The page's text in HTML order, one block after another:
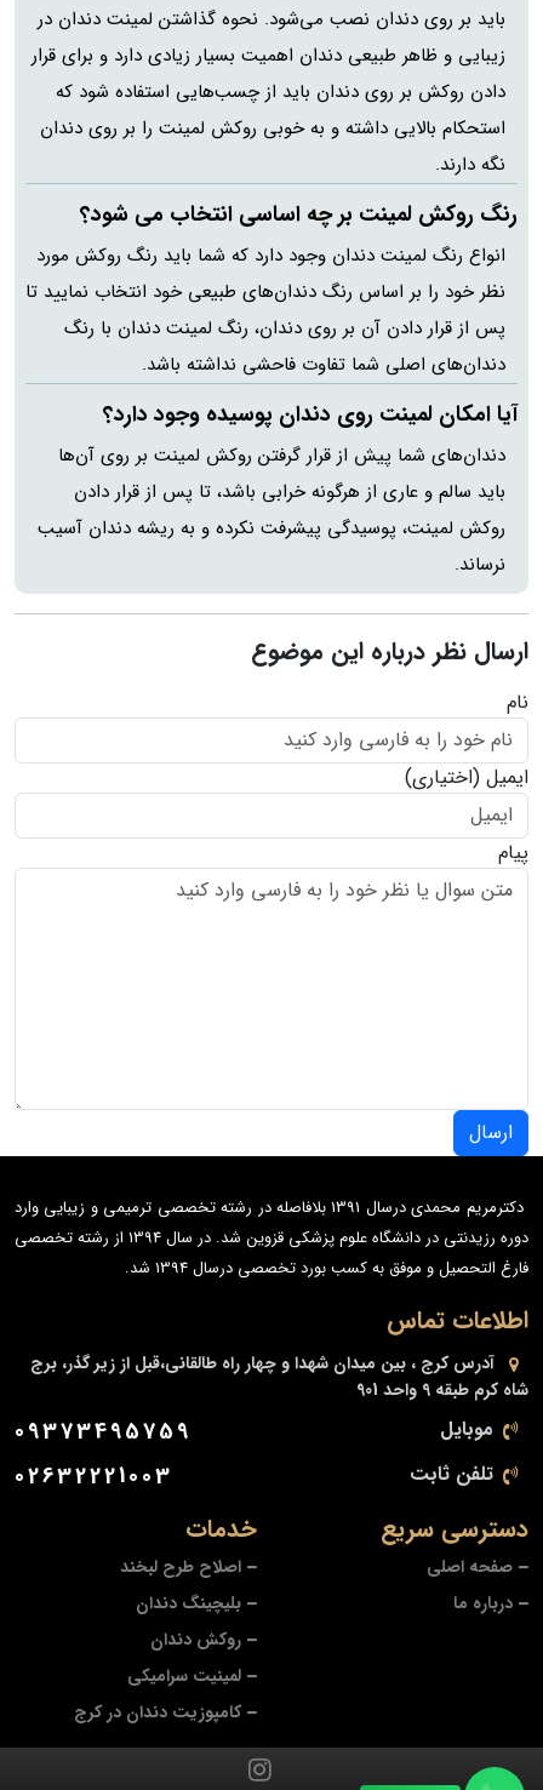
باید بر روی دندان نصب می‌شود. نحوه گذاشتن لمینت دندان در
زیبایی و ظاهر طبیعی دندان اهمیت بسیار زیادی دارد و برای قرار
دادن روکش بر روی دندان باید از چسب‌هایی استفاده شود که
استحکام بالایی داشته و به خوبی روکش لمینت را بر روی دندان
نگه دارند.
رنگ روکش لمینت بر چه اساسی انتخاب می شود؟
انواع رنگ لمینت دندان وجود دارد که شما باید رنگ روکش مورد
نظر خود را بر اساس رنگ دندان‌های طبیعی خود انتخاب نمایید تا
پس از قرار دادن آن بر روی دندان، رنگ لمینت دندان با رنگ
دندان‌های اصلی شما تفاوت فاحشی نداشته باشد.
آیا امکان لمینت روی دندان پوسیده وجود دارد؟
دندان‌های شما پیش از قرار گرفتن روکش لمینت بر روی آن‌ها
باید سالم و عاری از هرگونه خرابی باشد، تا پس از قرار دادن
روکش لمینت، پوسیدگی پیشرفت نکرده و به ریشه دندان آسیب
نرساند.
ارسال نظر درباره این موضوع
نام
ایمیل (اختیاری)
پیام
ارسال
دکترمریم محمدی درسال 1391 بلافاصله در رشته تخصصی ترمیمی و زیبایی وارد
دوره رزیدنتی در دانشگاه علوم پزشکی قزوین شد. در سال 1394 از رشته تخصصی
فارغ التحصیل و موفق به کسب بورد تخصصی درسال 1394 شد.
خدمات
اصلاح طرح لبخند
بلیچینگ دندان
روکش دندان
لمینیت سرامیکی
کامپوزیت دندان در کرج
دسترسی سریع
صفحه اصلی
درباره ما
اطلاعات تماس
آدرس کرج ، بین میدان شهدا و چهار راه طالقانی،قبل از زیر گذر، برج
شاه کرم طبقه 9 واحد 901
موبایل 09373495759
تلفن ثابت 02632221003